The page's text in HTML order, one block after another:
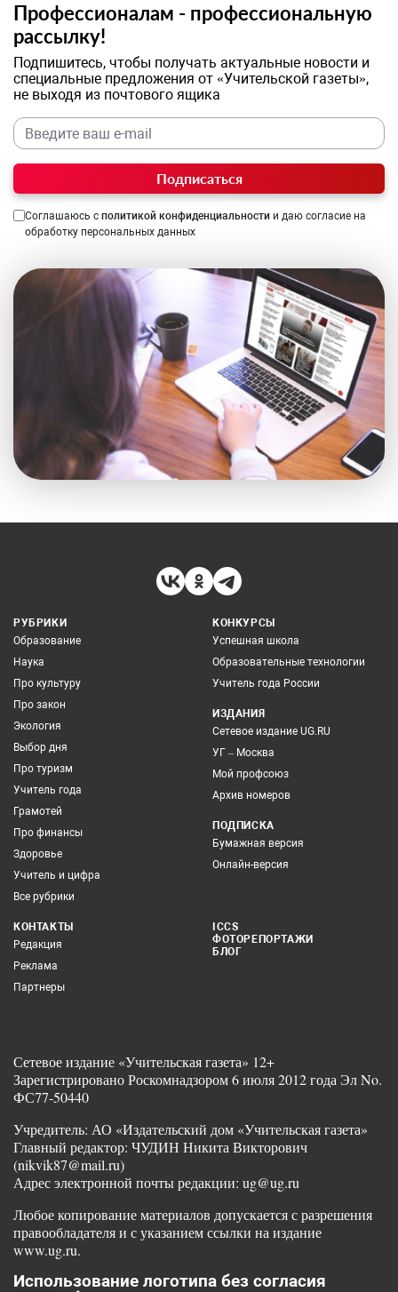
Профессионалам - профессиональную
рассылку!
Подпишитесь, чтобы получать актуальные новости и
специальные предложения от «Учительской газеты»,
не выходя из почтового ящика
Подписаться
Соглашаюсь с политикой конфиденциальности и даю согласие на
обработку персональных данных
РУБРИКИ
Образование
Наука
Про культуру
Про закон
Экология
Выбор дня
Про туризм
Учитель года
Грамотей
Про финансы
Здоровье
Учитель и цифра
Все рубрики
КОНКУРСЫ
Успешная школа
Образовательные технологии
Учитель года России
ИЗДАНИЯ
Сетевое издание UG.RU
УГ – Москва
Мой профсоюз
Архив номеров
ПОДПИСКА
Бумажная версия
Онлайн-версия
КОНТАКТЫ
Редакция
Реклама
Партнеры
ICCS
ФОТОРЕПОРТАЖИ
БЛОГ
Сетевое издание «Учительская газета» 12+
Зарегистрировано Роскомнадзором 6 июля 2012 года Эл No.
ФС77-50440
Учредитель: АО «Издательский дом «Учительская газета»
Главный редактор: ЧУДИН Никита Викторович
(nikvik87@mail.ru)
Адрес электронной почты редакции: ug@ug.ru
Любое копирование материалов допускается с разрешения
правообладателя и с указанием ссылки на издание
www.ug.ru.
Использование логотипа без согласия